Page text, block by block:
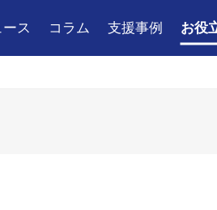
ス コラム 支援事例 お役